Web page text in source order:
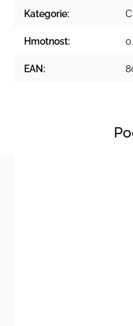
Kategorie:
Hmotnost:
EAN: